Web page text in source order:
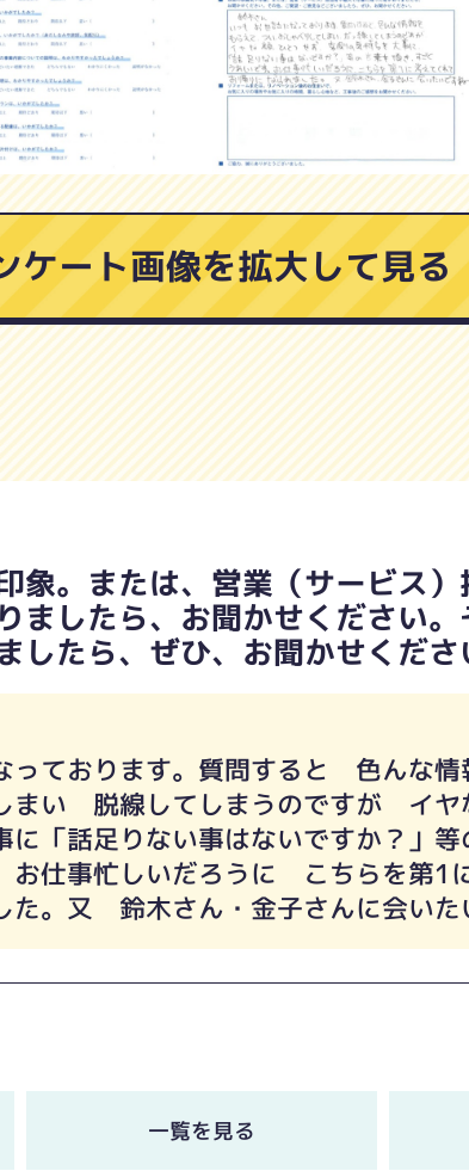
ケート画像を拡大して見る
象。または、営業（サービス
ましたら、お聞かせください
したら、ぜひ、お聞かせくださ
っております。質問すると 色んな情
まい 脱線してしまうのですが イ
に「話足りない事はないですか？」
お仕事忙しいだろうに こちらを第
た。又 鈴木さん・金子さんに会いた
一覧を見る